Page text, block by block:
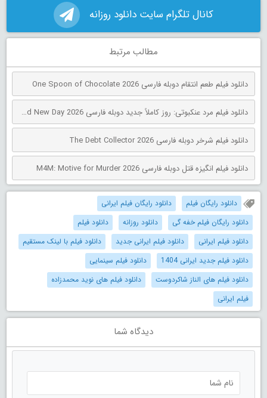
کانال تلگرام سایت دانلود روزانه
مطالب مرتبط
دانلود فیلم طعم انتقام دوبله فارسی One Spoon of Chocolate 2026
دانلود فیلم مرد عنکبوتی: روز کاملاً جدید دوبله فارسی Spider-Man: Brand New Day 2026
دانلود فیلم شرخر دوبله فارسی The Debt Collector 2026
دانلود فیلم انگیزه قتل دوبله فارسی M4M: Motive for Murder 2026
دانلود رایگان فیلم
دانلود رایگان فیلم ایرانی
دانلود رایگان فیلم خفه گی
دانلود روزانه
دانلود فیلم
دانلود فیلم ایرانی
دانلود فیلم ایرانی جدید
دانلود فیلم با لینک مستقیم
دانلود فیلم جدید ایرانی 1404
دانلود فیلم سینمایی
دانلود فیلم های الناز شاکردوست
دانلود فیلم های نوید محمدزاده
فیلم ایرانی
دیدگاه شما